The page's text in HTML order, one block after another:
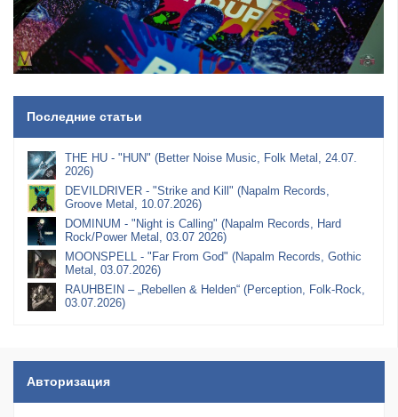
Последние статьи
THE HU - "HUN" (Better Noise Music, Folk Metal, 24.07.
2026)
DEVILDRIVER - "Strike and Kill" (Napalm Records,
Groove Metal, 10.07.2026)
DOMINUM - "Night is Calling" (Napalm Records, Hard
Rock/Power Metal, 03.07 2026)
MOONSPELL - "Far From God" (Napalm Records, Gothic
Metal, 03.07.2026)
RAUHBEIN – „Rebellen & Helden“ (Perception, Folk-Rock,
03.07.2026)
Авторизация